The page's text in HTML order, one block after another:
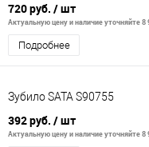
720 руб. / шт
Актуальную цену и наличие уточняйте 8
Подробнее
Зубило SATA S90755
392 руб. / шт
Актуальную цену и наличие уточняйте 8